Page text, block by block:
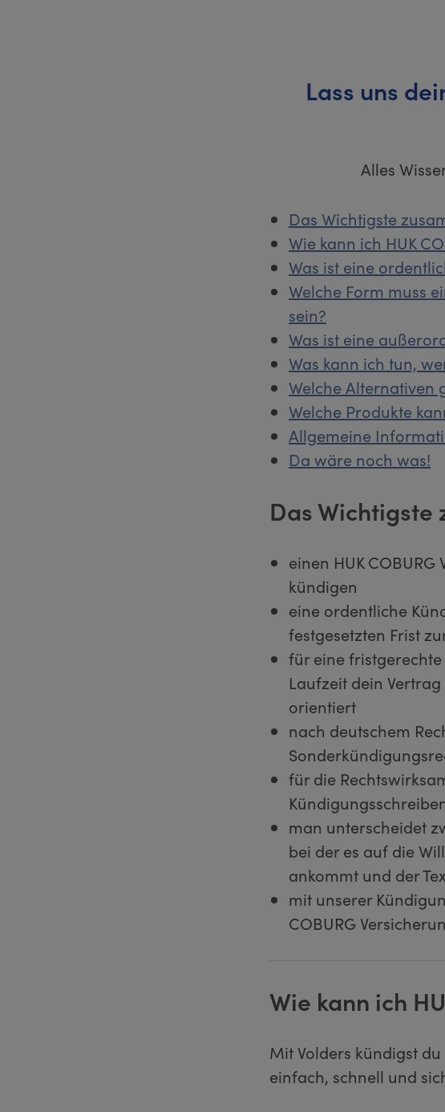
Lass uns
Alles
Das Wichtigste
Wie kann ich HUK
Was ist eine
Welche Form muss
sein?
Was ist eine
Was kann ich tun,
Welche Alternativen
Welche Produkte
Allgemeine
Da wäre noch was!
Das Wichtigste
einen HUK
kündigen
eine ordentliche
festgesetzten Frist
für eine
Laufzeit dein
orientiert
nach deutschem
für die
man unterscheidet
bei der es auf die
ankommt und der
mit unserer
COBURG
Wie kann ich
Mit Volders kündigst
einfach, schnell und